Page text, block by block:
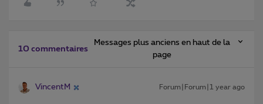
10 commentaires
Messages plus anciens en haut de la
page
VincentM Forum|Forum|1 year ago